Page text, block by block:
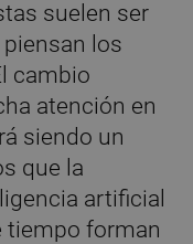
suelen ser
los
cambio
atención en
siendo un
que la
artificial
tiempo forman